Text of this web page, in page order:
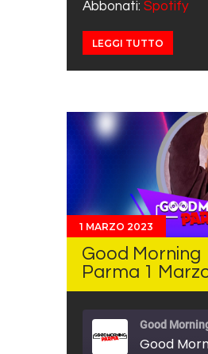
EMBED
Abbonati: Spotify
LEGGI TUTTO
1 MARZO 2023
Good Morning
Parma 1
Good
Good